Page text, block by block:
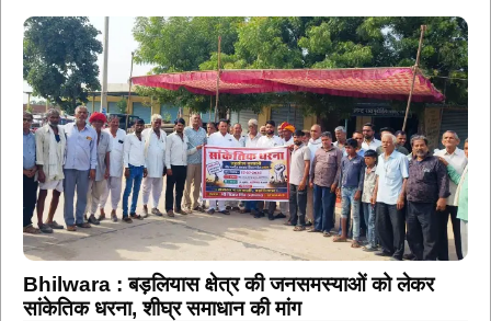
Bhilwara : बड़लियास क्षेत्र की जनसमस्याओं को लेकर
सांकेतिक धरना, शीघ्र समाधान की मांग